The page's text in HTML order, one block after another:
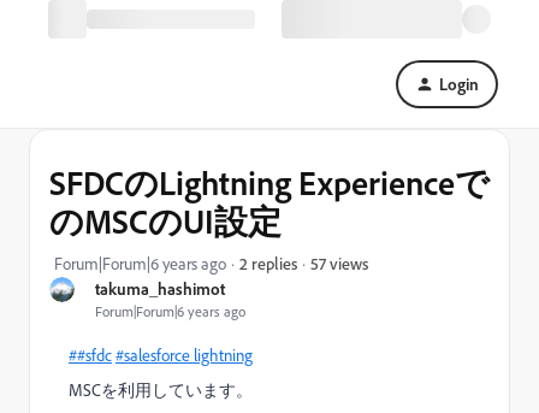
Login
takuma_hashimot
Forum|Forum|6 years ago
SFDCのLightning Experienceで
のMSCのUI設定
Forum|Forum|6 years ago 2 replies 57 views
##sfdc#salesforce lightning
MSCを利用しています。